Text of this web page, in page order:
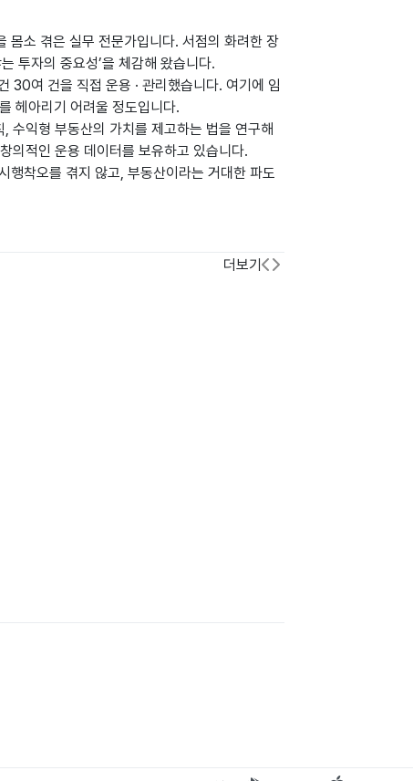
몸소 겪은 실무 전문가입니다. 서점의 화려한 장
투자의 중요성’을 체감해 왔습니다.
30여 건을 직접 운용 · 관리했습니다. 여기에 임
헤아리기 어려울 정도입니다.
수익형 부동산의 가치를 제고하는 법을 연구해
의적인 운용 데이터를 보유하고 있습니다.
행착오를 겪지 않고, 부동산이라는 거대한 파도
더보기